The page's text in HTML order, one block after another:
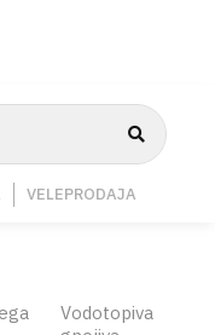
VELEPRODAJA
Vodotopiva